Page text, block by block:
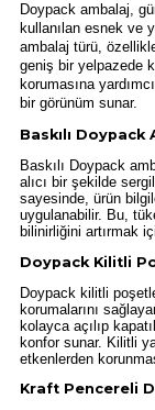
Doypack ambalaj,
kullanılan esnek ve
ambalaj türü,
geniş bir yelpazede
korumasına
bir görünüm sunar.
Baskılı Doypack
Baskılı Doypack
alıcı bir şekilde
sayesinde, ürün
uygulanabilir. Bu,
bilinirliğini artırmak
Doypack Kilitli
Doypack kilitli
korumalarını
kolayca açılıp
konfor sunar. Kilitli
etkenlerden
Kraft Pencereli